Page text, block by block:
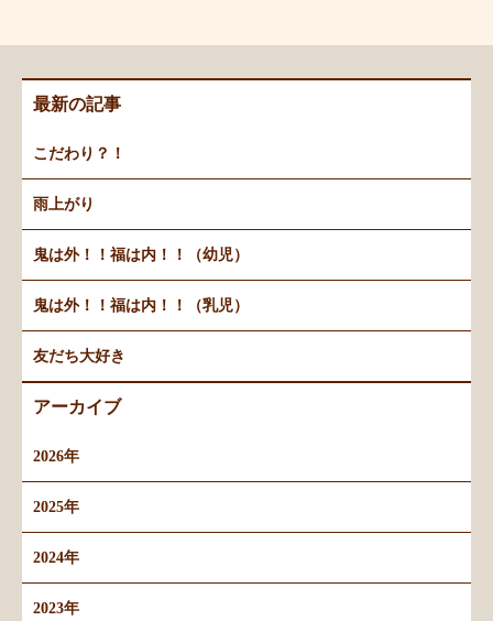
最新の記事
こだわり？！
雨上がり
鬼は外！！福は内！！（幼児）
鬼は外！！福は内！！（乳児）
友だち大好き
アーカイブ
2026年
2025年
2024年
2023年